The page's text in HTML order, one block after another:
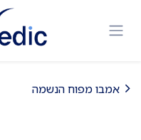
אמבו מפוח הנשמה